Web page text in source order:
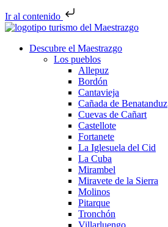
Ir al contenido
Descubre el Maestrazgo
Los pueblos
Allepuz
Bordón
Cantavieja
Cañada de Benatanduz
Cuevas de Cañart
Castellote
Fortanete
La Iglesuela del Cid
La Cuba
Mirambel
Miravete de la Sierra
Molinos
Pitarque
Tronchón
Villarluengo